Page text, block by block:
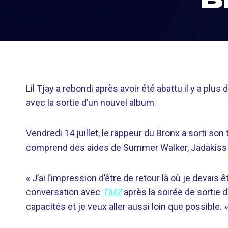
Lil Tjay a rebondi après avoir été abattu il y a
avec la sortie d’un nouvel album.
Vendredi 14 juillet, le rappeur du Bronx a sorti
comprend des aides de Summer Walker,
« J’ai l’impression d’être de retour là où je devais
conversation avec TMZaprès la soirée de sortie
capacités et je veux aller aussi loin que possible. »